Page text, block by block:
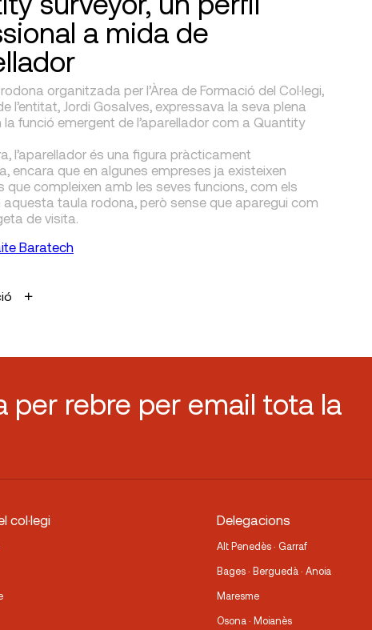
a mida de
organitzada per l’Àrea de Formació del Col·legi,
l’entitat, Jordi Gosalves, expressava la seva plena
funció emergent de l’aparellador com a Quantity
l’aparellador és una figura pràcticament
encara que en algunes empreses ja existeixen
que compleixen amb les seves funcions, com els
aquesta taula rodona, però sense que aparegui com
de visita.
Baratech
per rebre per email tota la
col·legi Delegacions
Alt Penedès · Garraf
Bages · Berguedà · Anoia
Maresme
Osona · Moianès